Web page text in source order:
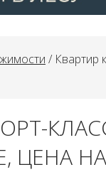
/ Квартир
ЦЕНА